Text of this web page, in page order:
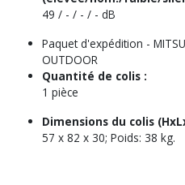
49 / - / - / - dB
Paquet d'expédition -
OUTDOOR
Quantité de colis :
1 pièce
Dimensions du colis
57 x 82 x 30; Poids: 38 kg.